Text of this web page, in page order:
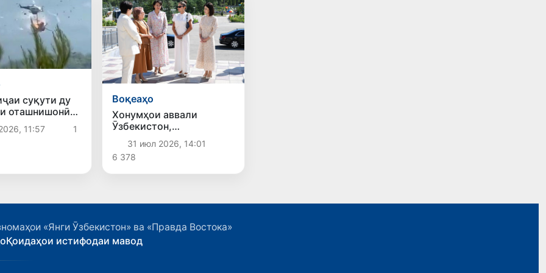
суқути ду
оташнишонӣ
ду нафар
11:57
1
Воқеаҳо
Хонумҳои аввали
Ӯзбекистон,
Қирғизистон ва
Озарбойҷон аз маркази
тавонбахшии «Алтин
Балалик» боздид
31 июл 2026, 14:01
6 378
«Янги Ӯзбекистон» ва «Правда Востока»
Қоидаҳои истифодаи мавод